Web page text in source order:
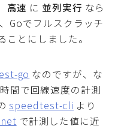
高速 に 並列実行 なら
Goでフルスクラッチ
とにしました。
go なのですが、な
間で回線速度の計測
speedtest-cli より
で計測した値に近